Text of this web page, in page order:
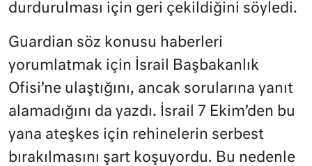
durdurulması için geri çekildiğini söyledi.
Guardian söz konusu haberleri
yorumlatmak için İsrail Başbakanlık
Ofisi’ne ulaştığını, ancak sorularına yanıt
alamadığını da yazdı. İsrail 7 Ekim’den bu
yana ateşkes için rehinelerin serbest
bırakılmasını şart koşuyordu. Bu nedenle